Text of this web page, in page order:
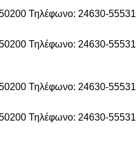
Τηλέφωνο: 24630-55531
Τηλέφωνο: 24630-55531
Τηλέφωνο: 24630-55531
Τηλέφωνο: 24630-55531